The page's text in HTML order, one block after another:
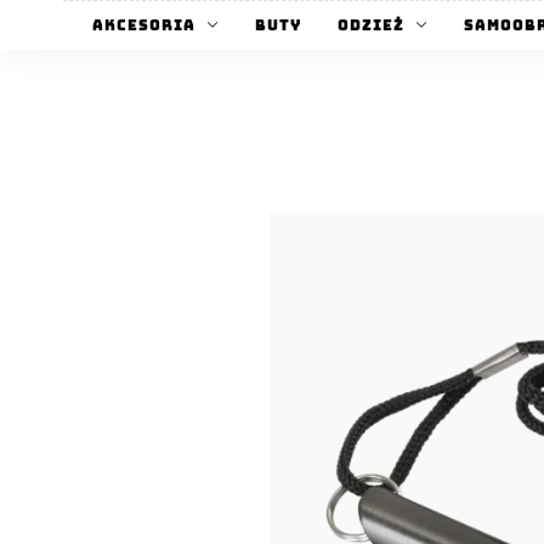
Akcesoria Buty Odzież